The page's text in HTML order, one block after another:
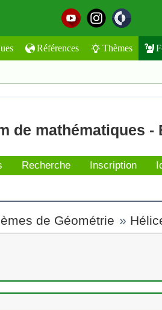
Références Thèmes
de mathématiques -
Recherche Inscription
de Géométrie »